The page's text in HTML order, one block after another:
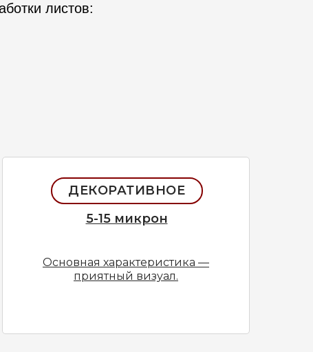
листов:
Основная характеристика —
приятный визуал.
5-15 микрон
ДЕКОРАТИВНОЕ